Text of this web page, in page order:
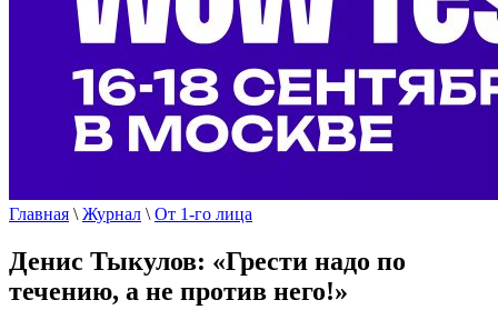
Главная \ Журнал \ От 1-го лица
Денис Тыкулов: «Грести надо по
течению, а не против него!»